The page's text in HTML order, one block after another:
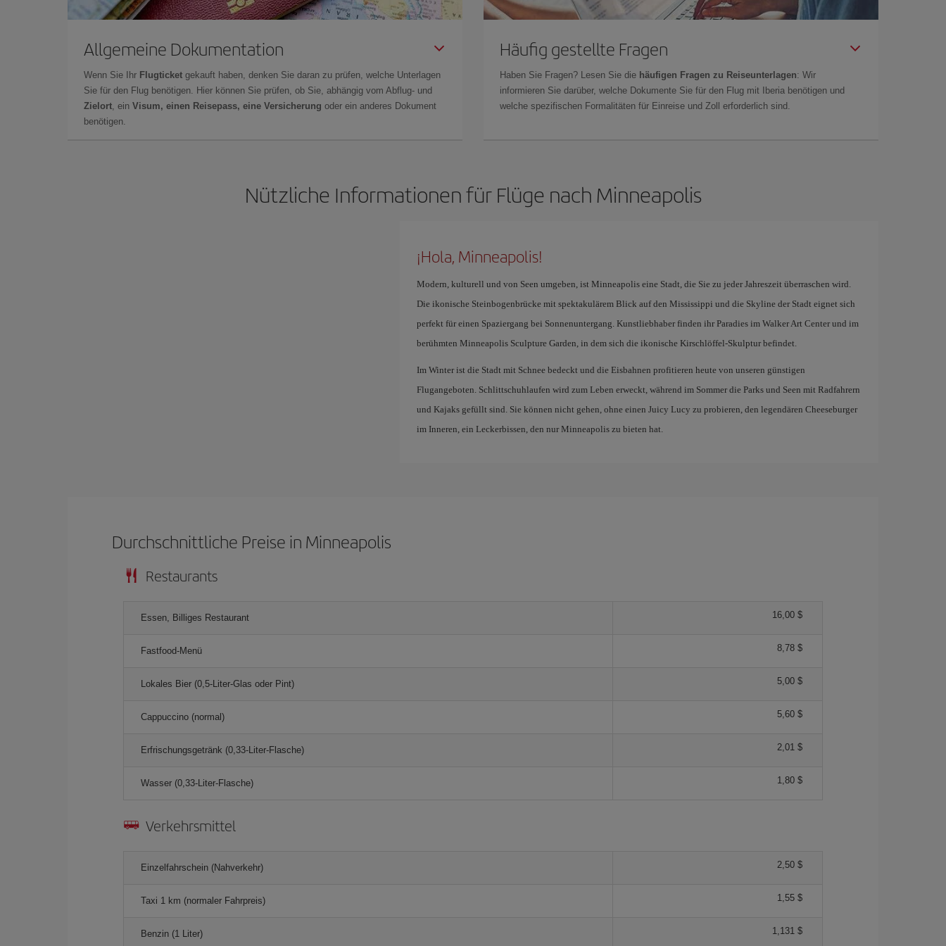
Allgemeine Dokumentation
Wenn Sie Ihr Flugticket gekauft haben, denken Sie daran zu prüfen, welche Unterlagen
Sie für den Flug benötigen. Hier können Sie prüfen, ob Sie, abhängig vom Abflug- und
Zielort, ein Visum, einen Reisepass, eine Versicherung oder ein anderes Dokument
benötigen.
Häufig gestellte Fragen
Haben Sie Fragen? Lesen Sie die häufigen Fragen zu Reiseunterlagen: Wir
informieren Sie darüber, welche Dokumente Sie für den Flug mit Iberia benötigen und
welche spezifischen Formalitäten für Einreise und Zoll erforderlich sind.
Nützliche Informationen für Flüge nach Minneapolis
¡Hola, Minneapolis!
Modern, kulturell und von Seen umgeben, ist Minneapolis eine Stadt, die Sie zu jeder Jahreszeit überraschen wird.
Die ikonische Steinbogenbrücke mit spektakulärem Blick auf den Mississippi und die Skyline der Stadt eignet sich
perfekt für einen Spaziergang bei Sonnenuntergang. Kunstliebhaber finden ihr Paradies im Walker Art Center und im
berühmten Minneapolis Sculpture Garden, in dem sich die ikonische Kirschlöffel-Skulptur befindet.
Im Winter ist die Stadt mit Schnee bedeckt und die Eisbahnen profitieren heute von unseren günstigen
Flugangeboten. Schlittschuhlaufen wird zum Leben erweckt, während im Sommer die Parks und Seen mit Radfahrern
und Kajaks gefüllt sind. Sie können nicht gehen, ohne einen Juicy Lucy zu probieren, den legendären Cheeseburger
im Inneren, ein Leckerbissen, den nur Minneapolis zu bieten hat.
Durchschnittliche Preise in Minneapolis
Restaurants
Essen, Billiges Restaurant 16,00 $
Fastfood-Menü 8,78 $
Lokales Bier (0,5-Liter-Glas oder Pint) 5,00 $
Cappuccino (normal) 5,60 $
Erfrischungsgetränk (0,33-Liter-Flasche) 2,01 $
Wasser (0,33-Liter-Flasche) 1,80 $
Verkehrsmittel
Einzelfahrschein (Nahverkehr) 2,50 $
Taxi 1 km (normaler Fahrpreis) 1,55 $
Benzin (1 Liter) 1,131 $